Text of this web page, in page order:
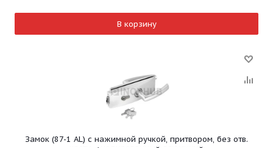
В корзину
Замок (87-1 AL) с нажимной ручкой, притвором, без отв.